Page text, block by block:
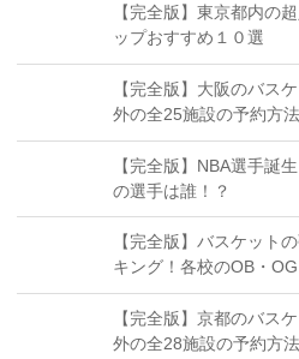
【完全版】東京都内の
ップおすすめ１０選
【完全版】大阪のバス
外の全25施設の予約方
【完全版】NBA選手誕
の選手は誰！？
【完全版】バスケット
キング！各校のOB・OG
【完全版】京都のバス
外の全28施設の予約方